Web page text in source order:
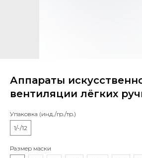
Аппараты
вентиляции лёгких
Упаковка (инд./гр./тр.)
1/-/12
Размер маски